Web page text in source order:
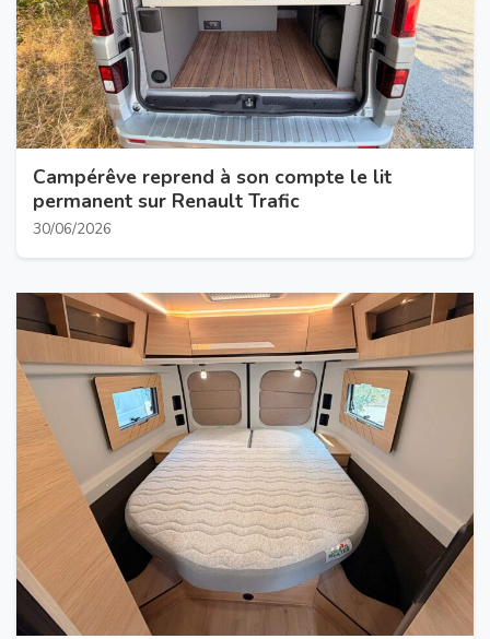
Campérêve reprend à son compte le lit
permanent sur Renault Trafic
30/06/2026